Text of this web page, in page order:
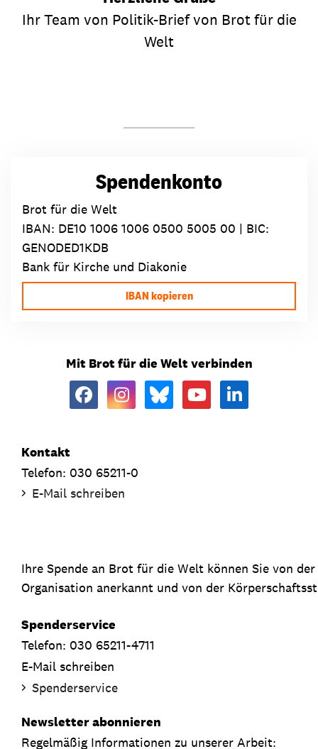
Ihr Team von Politik-Brief von Brot für die
Welt
Spendenkonto
Brot für die Welt
IBAN: DE10 1006 1006 0500 5005 00 | BIC:
GENODED1KDB
Bank für Kirche und Diakonie
IBAN kopieren
Mit Brot für die Welt verbinden
Kontakt
Telefon: 030 65211-0
E-Mail schreiben
Ihre Spende an Brot für die Welt können Sie von
Organisation anerkannt und von der
Spenderservice
Telefon: 030 65211-4711
E-Mail schreiben
Spenderservice
Newsletter abonnieren
Regelmäßig Informationen zu unserer Arbeit: